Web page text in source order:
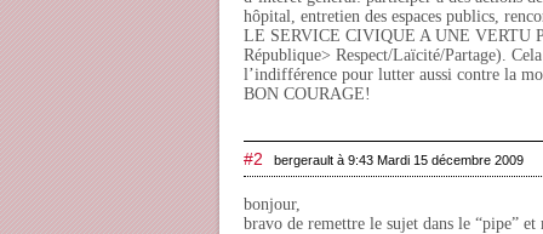
hôpital, entretien des espaces publics,
LE SERVICE CIVIQUE A UNE VERTU
République> Respect/Laïcité/Partage).
l’indifférence pour lutter aussi contre la
BON COURAGE!
#2 bergerault à 9:43 Mardi 15 décembre 2009
bonjour,
bravo de remettre le sujet dans le “pipe”